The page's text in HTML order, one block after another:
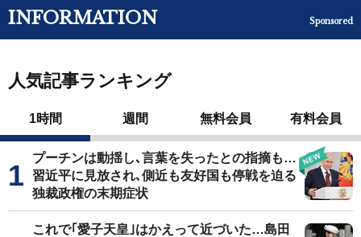
INFORMATION Sponsored
人気記事ランキング
1時間 週間 無料会員 有料会員
プーチンは動揺し､言葉を失ったとの指摘も…
習近平に見放され､側近も友好国も停戦を迫る
独裁政権の末期症状
これで｢愛子天皇｣はかえって近づいた…島田